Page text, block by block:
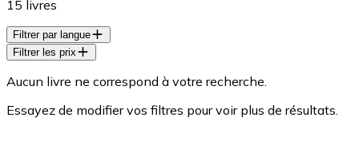
15 livres
Filtrer par langue
Filtrer les prix
Aucun livre ne correspond à votre recherche.
Essayez de modifier vos filtres pour voir plus de résultats.